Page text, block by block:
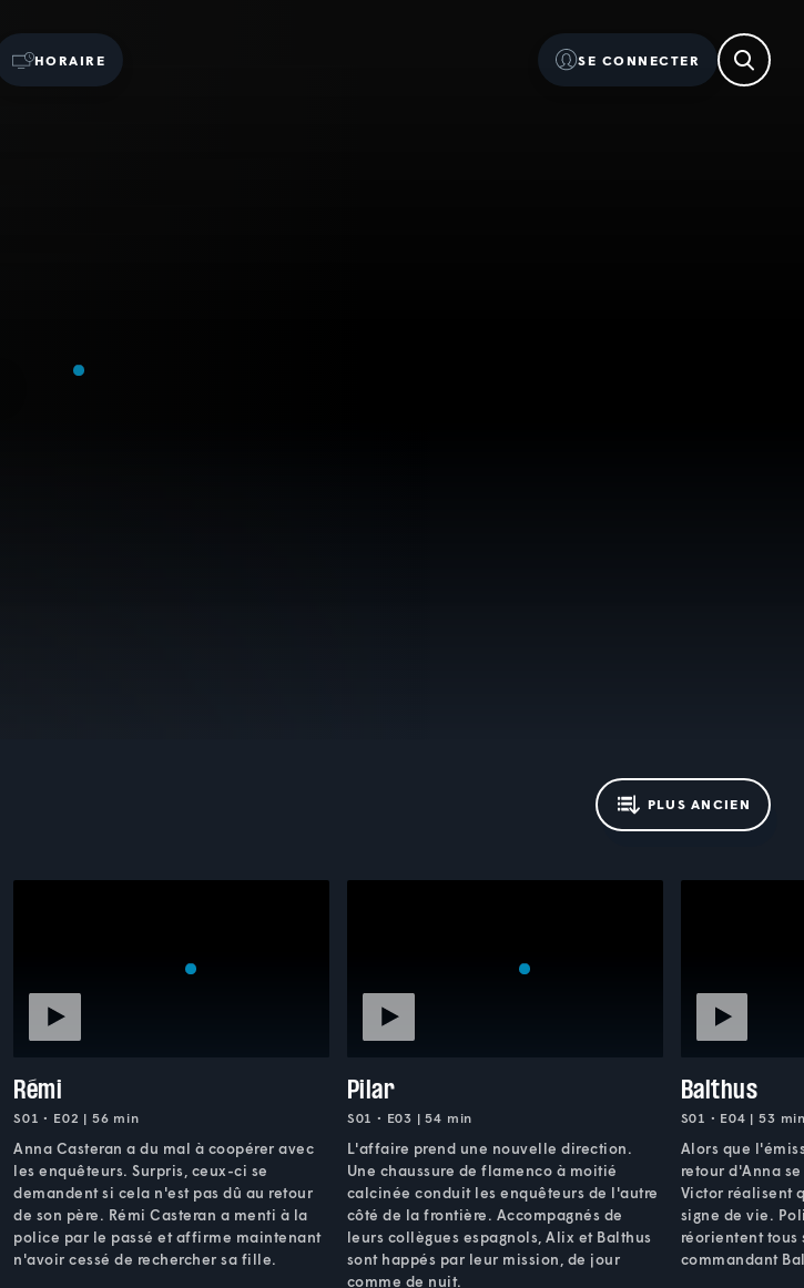
HORAIRE SE CONNECTER
PLUS ANCIEN
Rémi
S01 • E02 | 56 min
Anna Casteran a du mal à coopérer avec
les enquêteurs. Surpris, ceux-ci se
demandent si cela n'est pas dû au retour
de son père. Rémi Casteran a menti à la
police par le passé et affirme maintenant
n'avoir cessé de rechercher sa fille.
Pilar
S01 • E03 | 54 min
L'affaire prend une nouvelle direction.
Une chaussure de flamenco à moitié
calcinée conduit les enquêteurs de l'autre
côté de la frontière. Accompagnés de
leurs collègues espagnols, Alix et Balthus
sont happés par leur mission, de jour
comme de nuit.
Balthus
S01 • E04 | 53
Alors que
retour d'Anna
Victor réalisent
signe de vie.
réorientent tous
commandant